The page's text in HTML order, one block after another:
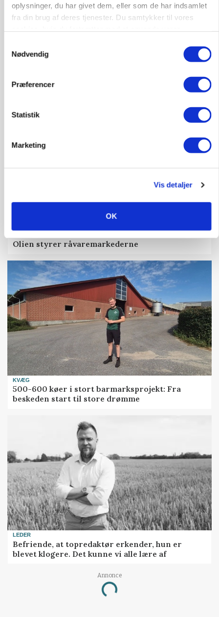
oplysninger, du har givet dem, eller som de har indsamlet
fra din brug af deres tjenester. Du samtykker til vores
Nødvendig
Præferencer
Statistik
Marketing
Vis detaljer
OK
Medarbejder - fodermester søges
6270, Tønder 31. jul.
Olien styrer råvaremarkederne
KVÆG
500-600 køer i stort barmarksprojekt: Fra
beskeden start til store drømme
LEDER
Befriende, at topredaktør erkender, hun er
blevet klogere. Det kunne vi alle lære af
Annonce
Loading...